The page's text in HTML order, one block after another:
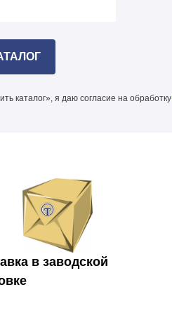
каталог», я даю согласие на обработку
в заводской